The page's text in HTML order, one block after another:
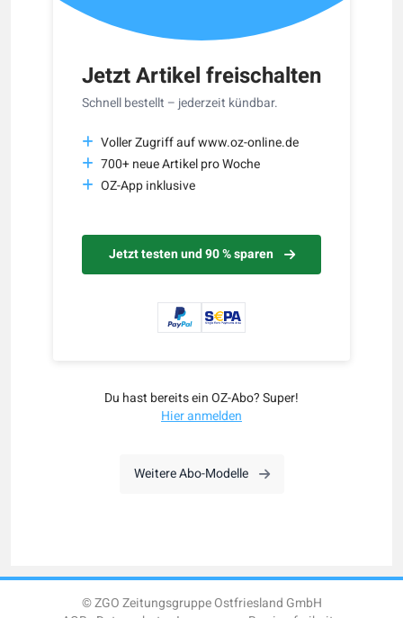
Jetzt Artikel freischalten
Schnell bestellt – jederzeit kündbar.
Voller Zugriff auf www.oz-online.de
700+ neue Artikel pro Woche
OZ-App inklusive
Jetzt testen und 90 % sparen
Du hast bereits ein OZ-Abo? Super!
Hier anmelden
Weitere Abo-Modelle
© ZGO Zeitungsgruppe Ostfriesland GmbH